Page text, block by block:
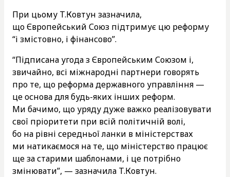
При цьому Т.Ковтун зазначила,
що Європейський Союз підтримує цю реформу
“і змістовно, і фінансово”.
“Підписана угода з Європейським Союзом і,
звичайно, всі міжнародні партнери говорять
про те, що реформа державного управління —
це основа для будь-яких інших реформ.
Ми бачимо, що уряду дуже важко реалізовувати
свої пріоритети при всій політичній волі,
бо на рівні середньої ланки в міністерствах
ми натикаємося на те, що міністерство працює
ще за старими шаблонами, і це потрібно
змінювати”, — зазначила Т.Ковтун.